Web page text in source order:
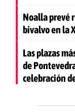
Noalla prevé
bivalvo en la
Las plazas
de
celebración